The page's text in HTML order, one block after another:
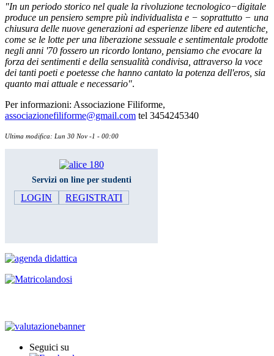
"In un periodo storico nel quale la rivoluzione tecnologico−digitale
produce un pensiero sempre più individualista e − soprattutto − una
chiusura delle nuove generazioni ad esperienze libere ed autentiche,
come se le lotte per una liberazione sessuale e sentimentale prodotte
negli anni '70 fossero un ricordo lontano, pensiamo che evocare la
forza dei sentimenti e della sensualità condivisa, attraverso la voce
dei tanti poeti e poetesse che hanno cantato la potenza dell'eros, sia
quanto mai attuale e necessario".
Per informazioni: Associazione Filiforme,
associazionefiliforme@gmail.com tel 3454245340
Ultima modifica: Lun 30 Nov -1 - 00:00
Servizi on line per studenti
LOGIN REGISTRATI
Seguici su